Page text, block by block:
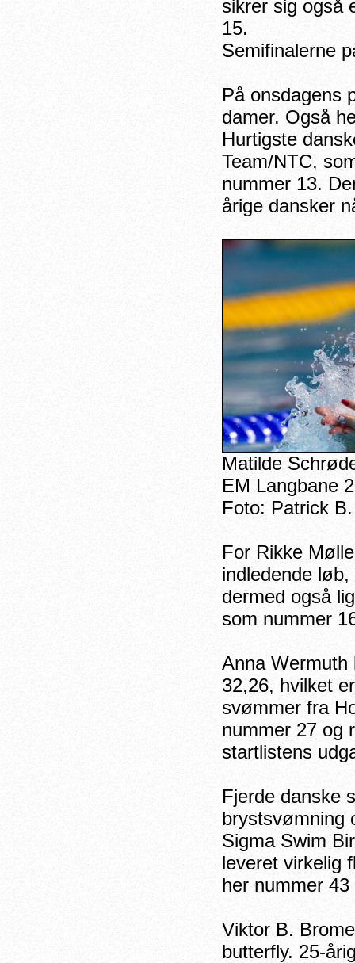
sikrer sig også
15.
Semifinalerne
På onsdagens
damer. Også
Hurtigste
Team/NTC,
nummer 13.
årige dansker
Matilde
EM Langbane
Foto: Patrick
For Rikke
indledende
dermed også
som nummer
Anna Wermuth
32,26, hvilket
svømmer fra
nummer 27 og
startlistens
Fjerde danske
brystsvømning
Sigma Swim
leveret virkelig
her nummer
Viktor B.
butterfly. 25-